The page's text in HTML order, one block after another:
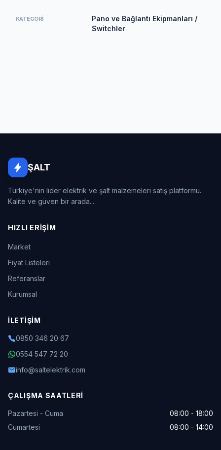
KATEGORI
Pano ve Bağlantı Ekipmanları /
Switchler
ŞALT
Türkiye'nin lider elektrik ve şalt malzemeleri satış platformu.
Kalite ve güven bir arada...
HIZLI ERIŞIM
Market
Fiyat Listeleri
Referanslar
Kurumsal
İLETIŞIM
0850 346 20 67
0554 547 72 20
info@saltelektrik.com
ÇALIŞMA SAATLERI
Pazartesi - Cuma
08:00 - 18:00
Cumartesi
08:00 - 14:00